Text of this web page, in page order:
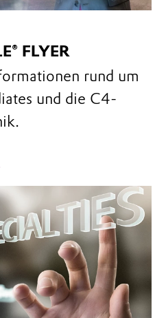
FLYER
rund um
und die C4-